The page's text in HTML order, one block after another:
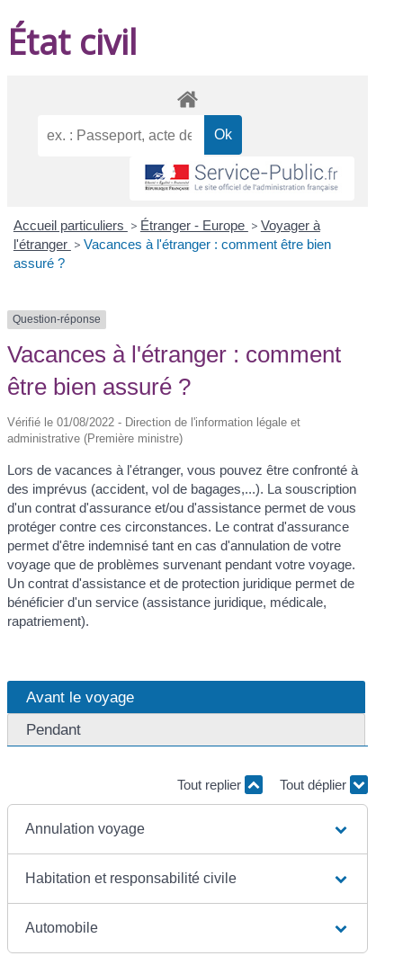
État civil
Accueil particuliers > Étranger - Europe > Voyager à
l'étranger > Vacances à l'étranger : comment être bien
assuré ?
Question-réponse
Vacances à l'étranger : comment
être bien assuré ?
Vérifié le 01/08/2022 - Direction de l'information légale et
administrative (Première ministre)
Lors de vacances à l'étranger, vous pouvez être confronté à
des imprévus (accident, vol de bagages,...). La souscription
d'un contrat d'assurance et/ou d'assistance permet de vous
protéger contre ces circonstances. Le contrat d'assurance
permet d'être indemnisé tant en cas d'annulation de votre
voyage que de problèmes survenant pendant votre voyage.
Un contrat d'assistance et de protection juridique permet de
bénéficier d'un service (assistance juridique, médicale,
rapatriement).
Avant le voyage
Pendant
Tout replier Tout déplier
Annulation voyage
Habitation et responsabilité civile
Automobile